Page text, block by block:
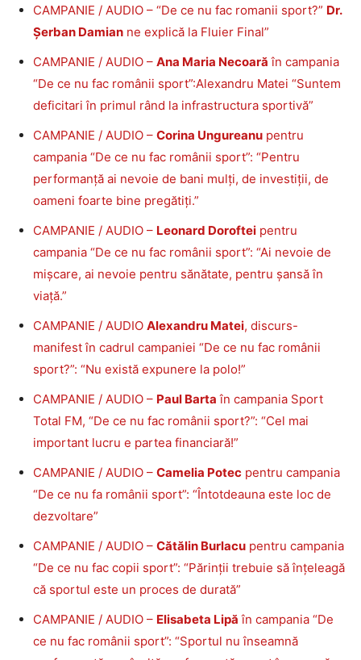
CAMPANIE / AUDIO – “De ce nu fac romanii sport?” Dr.
Șerban Damian ne explică la Fluier Final”
CAMPANIE / AUDIO – Ana Maria Necoară în campania
“De ce nu fac românii sport”:Alexandru Matei “Suntem
deficitari în primul rând la infrastructura sportivă”
CAMPANIE / AUDIO – Corina Ungureanu pentru
campania “De ce nu fac românii sport”: “Pentru
performanță ai nevoie de bani mulți, de investiții, de
oameni foarte bine pregătiți.”
CAMPANIE / AUDIO – Leonard Doroftei pentru
campania “De ce nu fac românii sport”: “Ai nevoie de
mișcare, ai nevoie pentru sănătate, pentru șansă în
viață.”
CAMPANIE / AUDIO Alexandru Matei, discurs-
manifest în cadrul campaniei “De ce nu fac românii
sport?”: “Nu există expunere la polo!”
CAMPANIE / AUDIO – Paul Barta în campania Sport
Total FM, “De ce nu fac românii sport?”: “Cel mai
important lucru e partea financiară!”
CAMPANIE / AUDIO – Camelia Potec pentru campania
“De ce nu fa românii sport”: “Întotdeauna este loc de
dezvoltare”
CAMPANIE / AUDIO – Cătălin Burlacu pentru campania
“De ce nu fac copii sport”: “Părinții trebuie să înțeleagă
că sportul este un proces de durată”
CAMPANIE / AUDIO – Elisabeta Lipă în campania “De
ce nu fac românii sport”: “Sportul nu înseamnă